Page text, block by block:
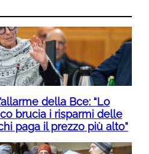
della Bce: “Lo
brucia i risparmi delle
paga il prezzo più alto”